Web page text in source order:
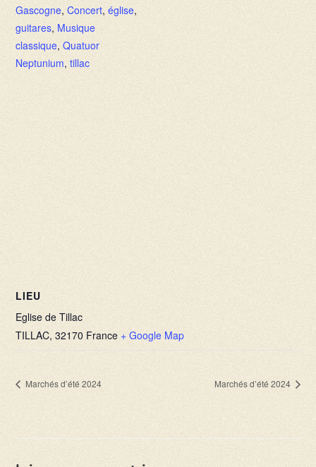
Gascogne,Concert,église,
guitares, Musique
classique,Quatuor
Neptunium,tillac
LIEU
Eglise de Tillac
TILLAC, 32170 France + Google Map
Marchés d’été 2024 Marchés d’été 2024